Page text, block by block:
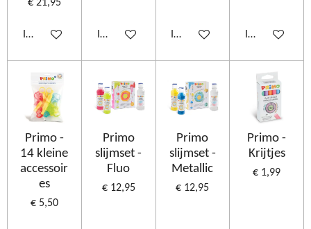
€ 21,95
In winkelwagen In winkelwagen In winkelwagen In
Primo -
14 kleine
accessoir
es
€ 5,50
Primo
slijmset -
Fluo
€ 12,95
Primo
slijmset -
Metallic
€ 12,95
Primo -
Krijtjes
€ 1,99